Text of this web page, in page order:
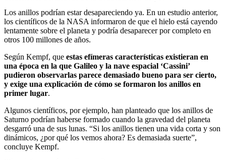
Los anillos podrían estar desapareciendo ya. En un estudio anterior,
los científicos de la NASA informaron de que el hielo está cayendo
lentamente sobre el planeta y podría desaparecer por completo en
otros 100 millones de años.
Según Kempf, que estas efímeras características existieran en
una época en la que Galileo y la nave espacial ‘Cassini’
pudieron observarlas parece demasiado bueno para ser cierto,
y exige una explicación de cómo se formaron los anillos en
primer lugar.
Algunos científicos, por ejemplo, han planteado que los anillos de
Saturno podrían haberse formado cuando la gravedad del planeta
desgarró una de sus lunas. “Si los anillos tienen una vida corta y son
dinámicos, ¿por qué los vemos ahora? Es demasiada suerte”,
concluye Kempf.